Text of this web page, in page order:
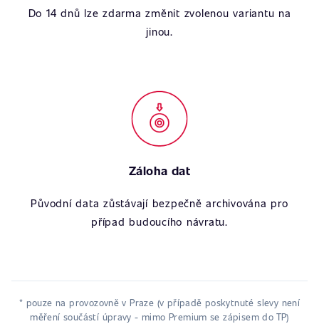
Do 14 dnů lze zdarma změnit zvolenou variantu na
jinou.
Záloha dat
Původní data zůstávají bezpečně archivována pro
případ budoucího návratu.
* pouze na provozovně v Praze (v případě poskytnuté slevy není
měření součástí úpravy - mimo Premium se zápisem do TP)